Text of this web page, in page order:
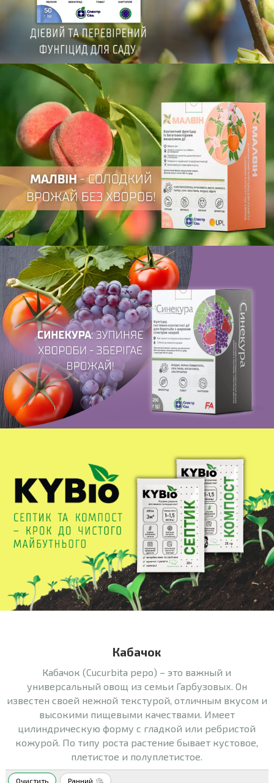
Кабачок
Кабачок (Cucurbita pepo) – это важный и
универсальный овощ из семьи Гарбузовых. Он
известен своей нежной текстурой, отличным вкусом и
высокими пищевыми качествами. Имеет
цилиндрическую форму с гладкой или ребристой
кожурой. По типу роста растение бывает кустовое,
плетистое и полуплетистое.
Очистить Ранний